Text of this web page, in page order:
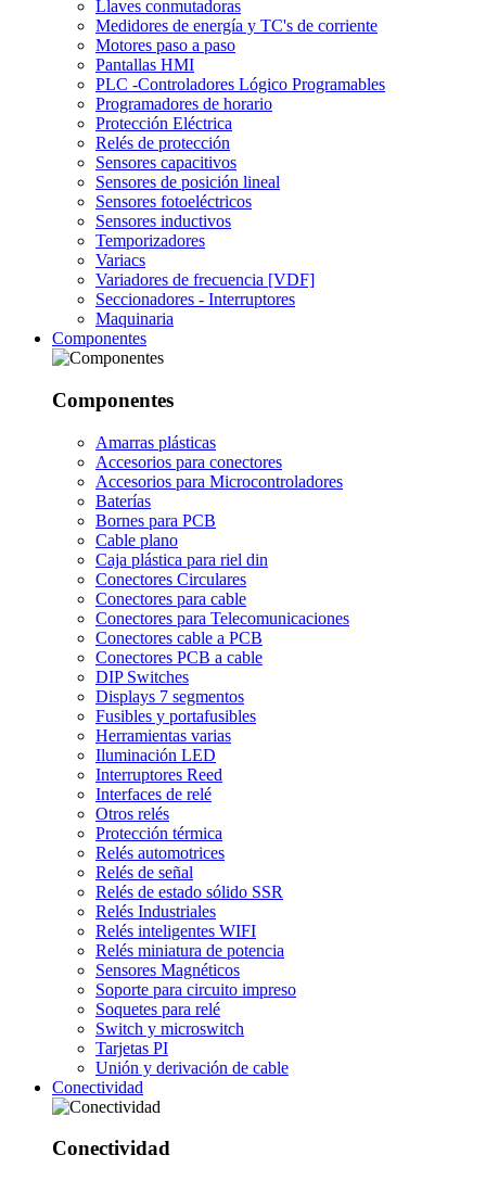
Llaves conmutadoras
Medidores de energía y TC's de corriente
Motores paso a paso
Pantallas HMI
PLC -Controladores Lógico Programables
Programadores de horario
Protección Eléctrica
Relés de protección
Sensores capacitivos
Sensores de posición lineal
Sensores fotoeléctricos
Sensores inductivos
Temporizadores
Variacs
Variadores de frecuencia [VDF]
Seccionadores - Interruptores
Maquinaria
Componentes
Componentes
Amarras plásticas
Accesorios para conectores
Accesorios para Microcontroladores
Baterías
Bornes para PCB
Cable plano
Caja plástica para riel din
Conectores Circulares
Conectores para cable
Conectores para Telecomunicaciones
Conectores cable a PCB
Conectores PCB a cable
DIP Switches
Displays 7 segmentos
Fusibles y portafusibles
Herramientas varias
Iluminación LED
Interruptores Reed
Interfaces de relé
Otros relés
Protección térmica
Relés automotrices
Relés de señal
Relés de estado sólido SSR
Relés Industriales
Relés inteligentes WIFI
Relés miniatura de potencia
Sensores Magnéticos
Soporte para circuito impreso
Soquetes para relé
Switch y microswitch
Tarjetas PI
Unión y derivación de cable
Conectividad
Conectividad